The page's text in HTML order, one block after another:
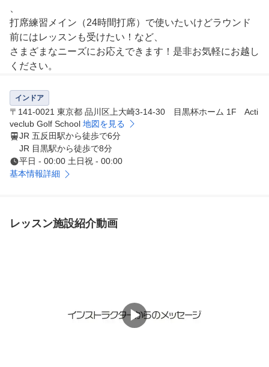
打席練習メイン（24時間打席）で使いたいけどラウンド
前にはレッスンも受けたい！など、
さまざまなニーズにお応えできます！是非お気軽にお越し
ください。
インドア
〒141-0021 東京都 品川区上大崎3-14-30 目黒杯ホーム 1F Acti
veclub Golf School 地図を見る
JR 五反田駅から徒歩で6分
JR 目黒駅から徒歩で8分
平日 - 00:00 土日祝 - 00:00
基本情報詳細
レッスン施設紹介動画
▶